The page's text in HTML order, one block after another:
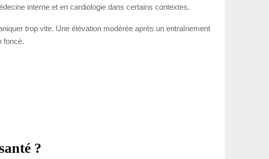
interne et en cardiologie dans certains contextes.
trop vite. Une élévation modérée après un entraînement
foncé.
?